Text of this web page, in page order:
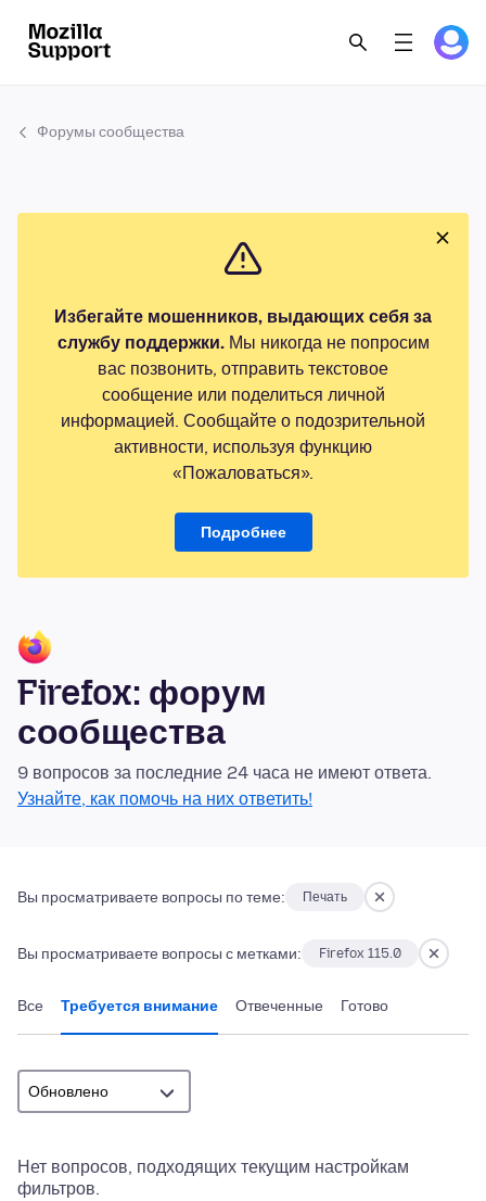
Форумы сообщества
Избегайте мошенников, выдающих себя за
службу поддержки.Мы никогда не попросим
вас позвонить, отправить текстовое
сообщение или поделиться личной
информацией. Сообщайте о подозрительной
активности, используя функцию
«Пожаловаться».
Подробнее
Firefox: форум
сообщества
9 вопросов за последние 24 часа не имеют ответа.
Узнайте, как помочь на них ответить!
Вы просматриваете вопросы по теме: Печать
Вы просматриваете вопросы с метками: Firefox 115.0
Все Требуется внимание Отвеченные Готово
Нет вопросов, подходящих текущим настройкам
фильтров.